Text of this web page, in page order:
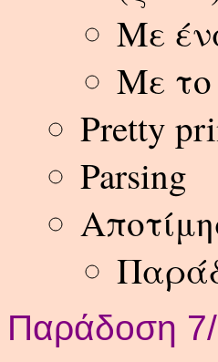
Με
Με το
Pretty
Parsing
Παράδοση